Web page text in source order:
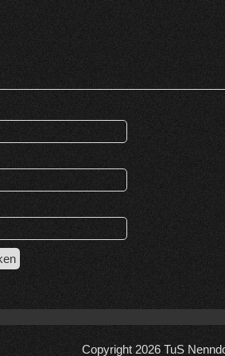
Copyright 2026 TuS